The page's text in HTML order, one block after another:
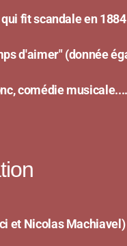
scandale en
(donnée
musicale....
et Nicolas Machiavel)